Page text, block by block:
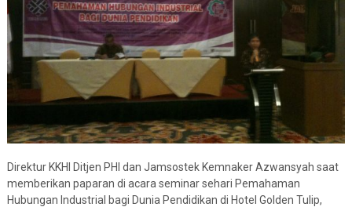
Direktur KKHI Ditjen PHI dan Jamsostek Kemnaker Azwansyah saat
memberikan paparan di acara seminar sehari Pemahaman
Hubungan Industrial bagi Dunia Pendidikan di Hotel Golden Tulip,